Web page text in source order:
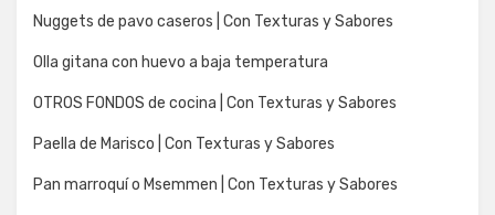
Nuggets de pavo caseros | Con Texturas y Sabores
Olla gitana con huevo a baja temperatura
OTROS FONDOS de cocina | Con Texturas y Sabores
Paella de Marisco | Con Texturas y Sabores
Pan marroquí o Msemmen | Con Texturas y Sabores